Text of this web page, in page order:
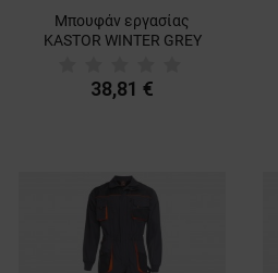
Μπουφάν εργασίας
KASTOR WINTER GREY
38,81 €